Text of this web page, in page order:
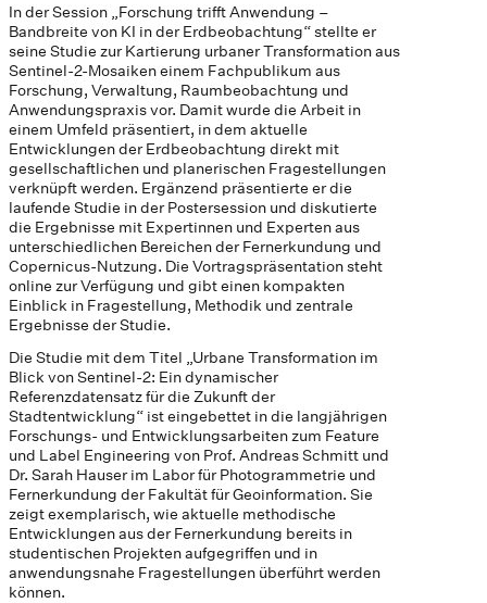
In der Session „Forschung trifft Anwendung –
Bandbreite von KI in der Erdbeobachtung“ stellte er
seine Studie zur Kartierung urbaner Transformation aus
Sentinel-2-Mosaiken einem Fachpublikum aus
Forschung, Verwaltung, Raumbeobachtung und
Anwendungspraxis vor. Damit wurde die Arbeit in
einem Umfeld präsentiert, in dem aktuelle
Entwicklungen der Erdbeobachtung direkt mit
gesellschaftlichen und planerischen Fragestellungen
verknüpft werden. Ergänzend präsentierte er die
laufende Studie in der Postersession und diskutierte
die Ergebnisse mit Expertinnen und Experten aus
unterschiedlichen Bereichen der Fernerkundung und
Copernicus-Nutzung. Die Vortragspräsentation steht
online zur Verfügung und gibt einen kompakten
Einblick in Fragestellung, Methodik und zentrale
Ergebnisse der Studie.
Die Studie mit dem Titel „Urbane Transformation im
Blick von Sentinel-2: Ein dynamischer
Referenzdatensatz für die Zukunft der
Stadtentwicklung“ ist eingebettet in die langjährigen
Forschungs- und Entwicklungsarbeiten zum Feature
und Label Engineering von Prof. Andreas Schmitt und
Dr. Sarah Hauser im Labor für Photogrammetrie und
Fernerkundung der Fakultät für Geoinformation. Sie
zeigt exemplarisch, wie aktuelle methodische
Entwicklungen aus der Fernerkundung bereits in
studentischen Projekten aufgegriffen und in
anwendungsnahe Fragestellungen überführt werden
können.